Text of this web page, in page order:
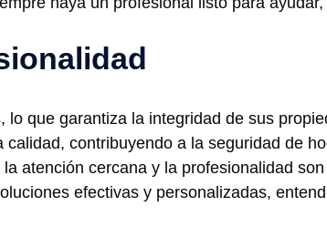
que garantiza la integridad de sus
contribuyendo a la seguridad de
atención cercana y la profesionalidad
efectivas y personalizadas,